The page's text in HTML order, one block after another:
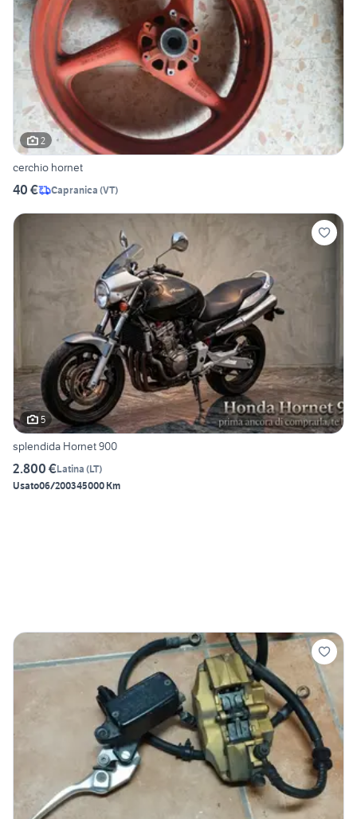
2
cerchio hornet
40 € Capranica (VT)
5
splendida Hornet 900
2.800 €Latina (LT)
Usato06/200345000 Km